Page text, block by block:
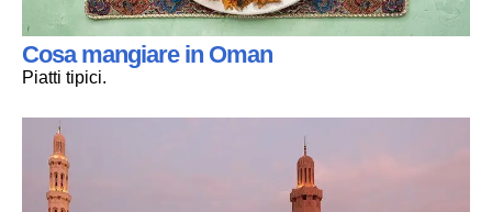
Cosa mangiare in Oman
Piatti tipici.